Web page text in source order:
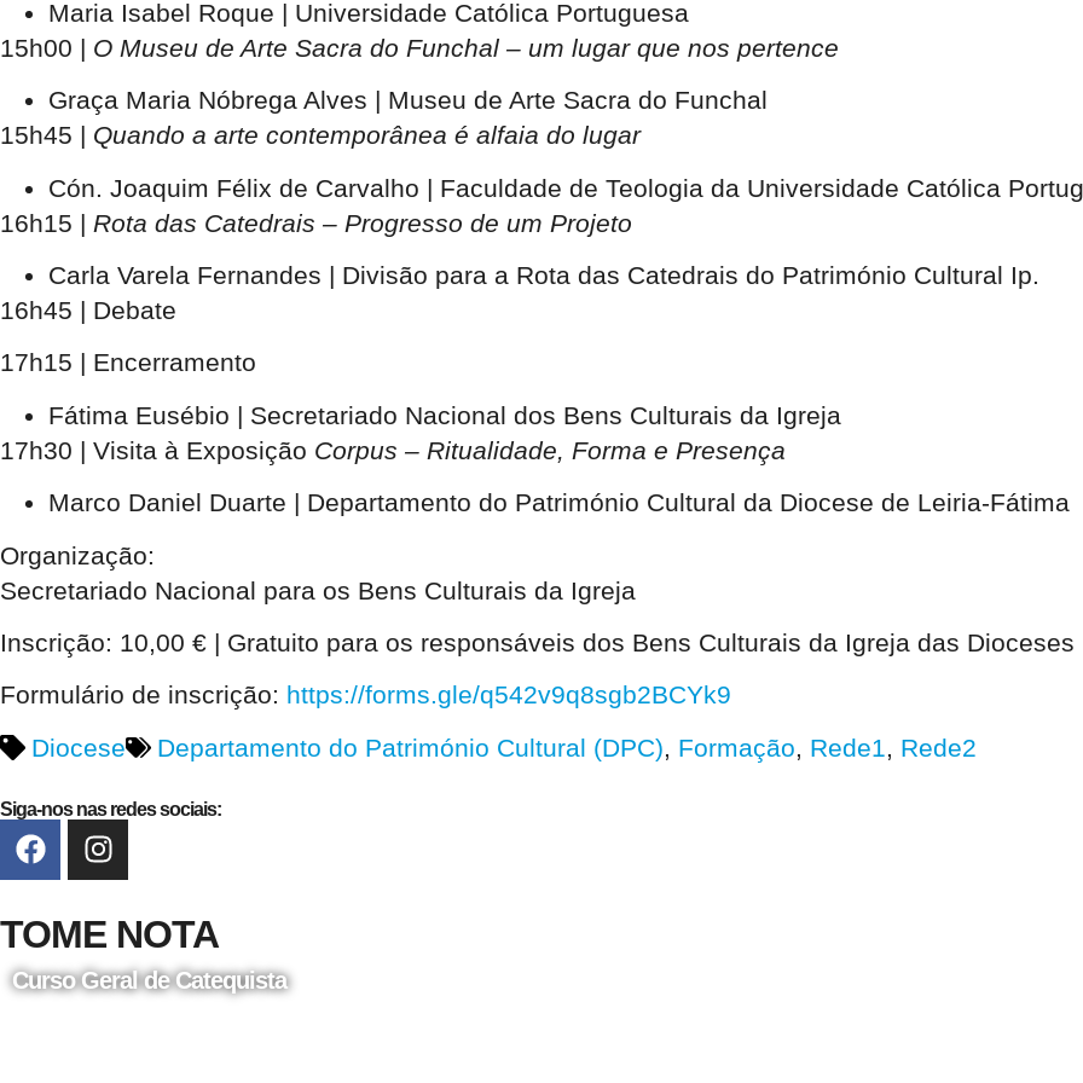
Maria Isabel Roque | Universidade Católica Portuguesa
15h00 | O Museu de Arte Sacra do Funchal – um lugar que nos pertence
Graça Maria Nóbrega Alves | Museu de Arte Sacra do Funchal
15h45 | Quando a arte contemporânea é alfaia do lugar
Cón. Joaquim Félix de Carvalho | Faculdade de Teologia da Universidade Católica
16h15 | Rota das Catedrais – Progresso de um Projeto
Carla Varela Fernandes | Divisão para a Rota das Catedrais do Património Cultural Ip.
16h45 | Debate
17h15 | Encerramento
Fátima Eusébio | Secretariado Nacional dos Bens Culturais da Igreja
17h30 | Visita à Exposição Corpus – Ritualidade, Forma e Presença
Marco Daniel Duarte | Departamento do Património Cultural da Diocese de Leiria-Fátima
Organização:
Secretariado Nacional para os Bens Culturais da Igreja
Inscrição: 10,00 € | Gratuito para os responsáveis dos Bens Culturais da Igreja das Dioceses
Formulário de inscrição: https://forms.gle/q542v9q8sgb2BCYk9
Diocese
Departamento do Património Cultural (DPC), Formação, Rede1, Rede2
Siga-nos nas redes sociais:
TOME NOTA
Curso Geral de Catequista